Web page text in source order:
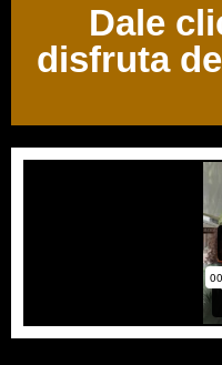
Dale
disfruta